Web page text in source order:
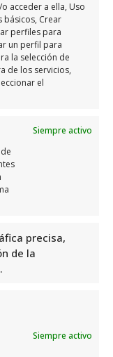
acceder a ella, Uso
básicos, Crear
perfiles para
un perfil para
la selección de
de los servicios,
el
Siempre activo
precisa,
de la
Siempre activo
video para
incluye
la
escenas
una
puede
del
del
que puede
o